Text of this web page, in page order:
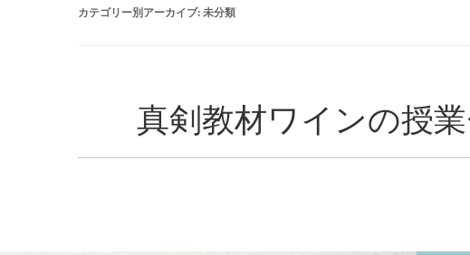
カテゴリー別アーカイブ:未分類
真剣教材ワインの授